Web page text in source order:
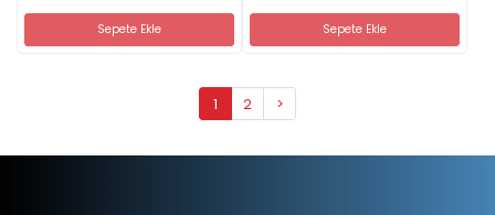
Sepete Ekle Sepete Ekle
1 2 >